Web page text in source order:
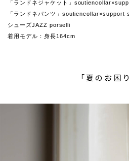
「ランドネジャケット」
「ランドネパンツ」soutiencollar×support
シューズJAZZ porselli
着用モデル：身長164cm
「夏のお困